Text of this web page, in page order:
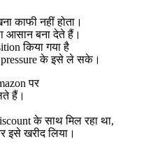
काफी नहीं होता।
आसान बना देते हैं।
किया गया है
pressure के इसे ले सके।
पर
हैं।
के साथ मिल रहा था,
इसे खरीद लिया।